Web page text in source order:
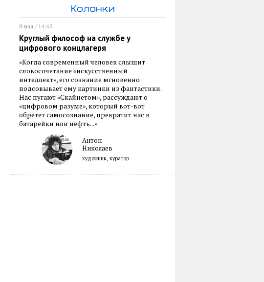
Колонки
8 мая / 14:45
Круглый философ на службе у
цифрового концлагеря
«Когда современный человек слышит
словосочетание «искусственный
интеллект», его сознание мгновенно
подсовывает ему картинки из фантастики.
Нас пугают «Скайнетом», рассуждают о
«цифровом разуме», который вот-вот
обретет самосознание, превратит нас в
батарейки или нефть...»
Антон
Николаев
художник, куратор